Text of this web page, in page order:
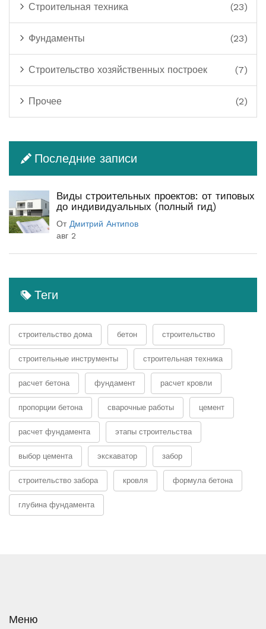
Строительная техника (23)
Фундаменты (23)
Строительство хозяйственных построек (7)
Прочее (2)
Последние записи
Виды строительных проектов: от типовых
до индивидуальных (полный гид)
От Дмитрий Антипов
авг 2
Теги
строительство дома бетон строительство
строительные инструменты строительная техника
расчет бетона фундамент расчет кровли
пропорции бетона сварочные работы цемент
расчет фундамента этапы строительства
выбор цемента экскаватор забор
строительство забора кровля формула бетона
глубина фундамента
Меню